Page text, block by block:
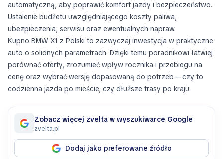
automatyczną, aby poprawić komfort jazdy i bezpieczeństwo.
Ustalenie budżetu uwzględniającego koszty paliwa,
ubezpieczenia, serwisu oraz ewentualnych napraw.
Kupno BMW X1 z Polski to zazwyczaj inwestycja w praktyczne
auto o solidnych parametrach. Dzięki temu poradnikowi łatwiej
porównać oferty, zrozumieć wpływ rocznika i przebiegu na
cenę oraz wybrać wersję dopasowaną do potrzeb – czy to
codzienna jazda po mieście, czy dłuższe trasy po kraju.
Zobacz więcej zvelta w wyszukiwarce Google
zvelta.pl
Dodaj jako preferowane źródło